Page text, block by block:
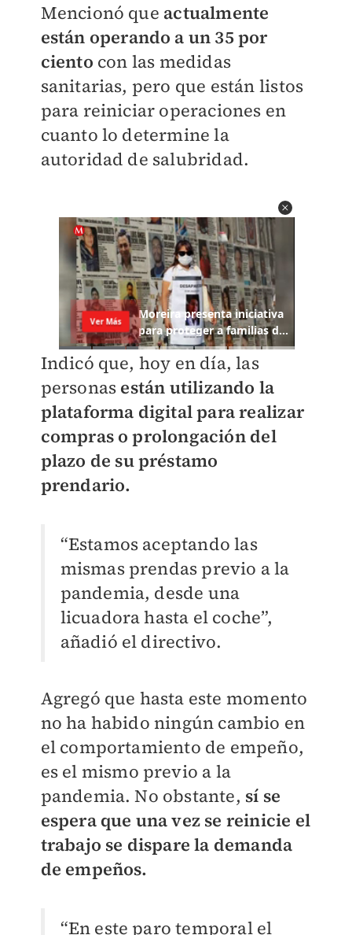
Mencionó que actualmente
están operando a un 35 por
ciento con las medidas
sanitarias, pero que están listos
para reiniciar operaciones en
cuanto lo determine la
autoridad de salubridad.
Indicó que, hoy en día, las
personas están utilizando la
plataforma digital para realizar
compras o prolongación del
plazo de su préstamo
prendario.
“Estamos aceptando las
mismas prendas previo a la
pandemia, desde una
licuadora hasta el coche”,
añadió el directivo.
Agregó que hasta este momento
no ha habido ningún cambio en
el comportamiento de empeño,
es el mismo previo a la
pandemia. No obstante, sí se
espera que una vez se reinicie el
trabajo se dispare la demanda
de empeños.
“En este paro temporal el